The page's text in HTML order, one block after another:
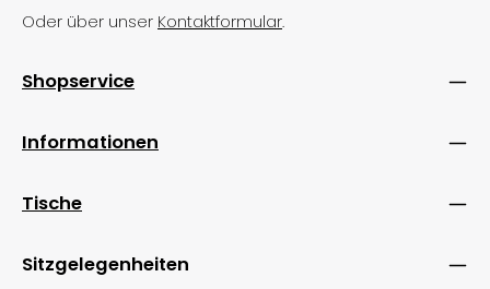
Oder über unser Kontaktformular.
Shopservice
Informationen
Tische
Sitzgelegenheiten